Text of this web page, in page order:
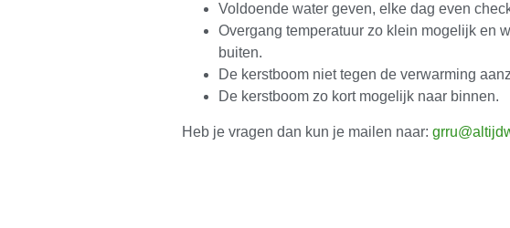
Voldoende water geven, elke dag even
Overgang temperatuur zo klein mogelijk en
buiten.
De kerstboom niet tegen de verwarming
De kerstboom zo kort mogelijk naar binnen.
Heb je vragen dan kun je mailen naar: